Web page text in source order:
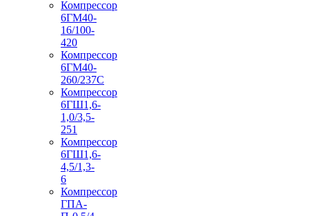
Компрессор
6ГМ40-
16/100-
420
Компрессор
6ГМ40-
260/237C
Компрессор
6ГШ1,6-
1,0/3,5-
251
Компрессор
6ГШ1,6-
4,5/1,3-
6
Компрессор
ГПА-